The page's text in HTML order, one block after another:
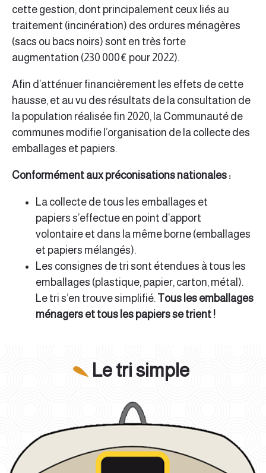
cette gestion, dont principalement ceux liés au
traitement (incinération) des ordures ménagères
(sacs ou bacs noirs) sont en très forte
augmentation (230 000€ pour 2022).
Afin d’atténuer financièrement les effets de cette
hausse, et au vu des résultats de la consultation de
la population réalisée fin 2020, la Communauté de
communes modifie l’organisation de la collecte des
emballages et papiers.
Conformément aux préconisations nationales :
La collecte de tous les emballages et
papiers s’effectue en point d’apport
volontaire et dans la même borne (emballages
et papiers mélangés).
Les consignes de tri sont étendues à tous les
emballages (plastique, papier, carton, métal).
Le tri s’en trouve simplifié. Tous les emballages
ménagers et tous les papiers se trient !
Le tri simple